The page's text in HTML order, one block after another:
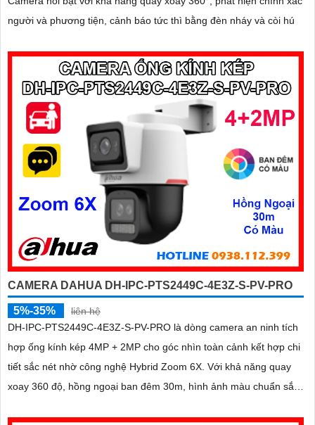
người và phương tiện, cảnh báo tức thì bằng đèn nháy và còi hú
CAMERA DAHUA DH-IPC-PTS2449C-4E3Z-S-PV-PRO
5%-35%
liên hệ
DH-IPC-PTS2449C-4E3Z-S-PV-PRO là dòng camera an ninh tích
hợp ống kính kép 4MP + 2MP cho góc nhìn toàn cảnh kết hợp chi
tiết sắc nét nhờ công nghệ Hybrid Zoom 6X. Với khả năng quay
xoay 360 độ, hồng ngoại ban đêm 30m, hình ảnh màu chuẩn sắc